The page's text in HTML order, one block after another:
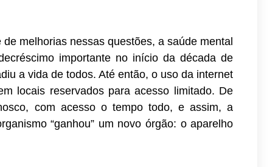
melhorias nessas questões, a saúde mental
importante no início da década de
a vida de todos. Até então, o uso da internet
locais reservados para acesso limitado. De
com acesso o tempo todo, e assim, a
“ganhou” um novo órgão: o aparelho